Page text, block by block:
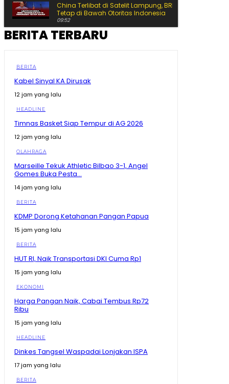
China Terlibat di Satelit Lampung, BRIN Jaga Data
Tetap di Bawah Otoritas Indonesia
09:52
KDM Dengarkan Aspirasi Mahasiswi Disabilitas soal
09:15
Cerita Mahasiswi Uang Tinggal Rp81 Ribu Berujung
Pesan KDM Mau Sukses Harus Siap Lewat Masa Pahit!
09:06
MBG Siap Beroperasi Dikerahkan
08:03
Di Hadapan Kapolda, Dedi Mulyadi Buka-bukaan
China Terlibat dalam Satelit Lampung, BRIN
Tegaskan Kendali Data Tetap di Tangan Indonesia
15:14
Jauh Lebih Luas
Pergantian Kapolri Jenderal Listyo
03:50
Sudaryono yang Nampak Makin Langsing
08:18
BERITA TERBARU
BERITA
Kabel Sinyal KA Dirusak
12 jam yang lalu
HEADLINE
Timnas Basket Siap Tempur di AG 2026
12 jam yang lalu
OLAHRAGA
Marseille Tekuk Athletic Bilbao 3-1, Angel
Gomes Buka Pesta...
14 jam yang lalu
BERITA
KDMP Dorong Ketahanan Pangan Papua
15 jam yang lalu
BERITA
HUT RI, Naik Transportasi DKI Cuma Rp1
15 jam yang lalu
EKONOMI
Harga Pangan Naik, Cabai Tembus Rp72
Ribu
15 jam yang lalu
HEADLINE
Dinkes Tangsel Waspadai Lonjakan ISPA
17 jam yang lalu
BERITA